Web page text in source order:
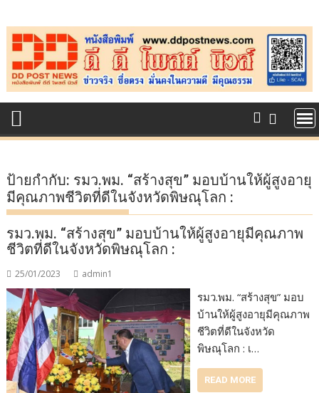
to
content
ป้ายกำกับ: รมว.พม. “สร้างสุข” มอบบ้านให้ผู้สูงอายุ
มีคุณภาพชีวิตที่ดีในจังหวัดพิษณุโลก :
รมว.พม. “สร้างสุข” มอบบ้านให้ผู้สูงอายุมีคุณภาพ
ชีวิตที่ดีในจังหวัดพิษณุโลก :
25/01/2023 admin1
รมว.พม. “สร้างสุข” มอบ
บ้านให้ผู้สูงอายุมีคุณภาพ
ชีวิตที่ดีในจังหวัด
พิษณุโลก : เ…
READ MORE